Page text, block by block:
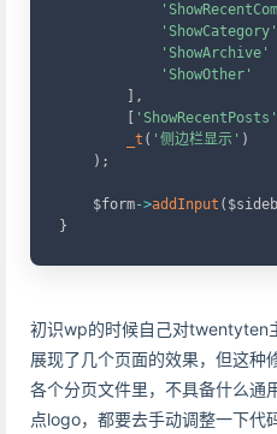
'ShowCategory'
'ShowArchive'
'ShowOther'
,
'ShowRecentPosts'
_t ( '侧边栏显示' )
) ;
    $form
->addInput (
}
初识wp的时候自己对twentyten
展现了几个页面的效果，但这种
各个分页文件里，不具备什么通
点logo，都要去手动调整一下代